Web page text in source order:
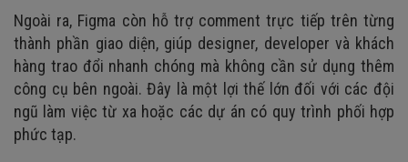
Ngoài ra, Figma còn hỗ trợ comment trực tiếp trên từng
thành phần giao diện, giúp designer, developer và khách
hàng trao đổi nhanh chóng mà không cần sử dụng thêm
công cụ bên ngoài. Đây là một lợi thế lớn đối với các đội
ngũ làm việc từ xa hoặc các dự án có quy trình phối hợp
phức tạp.